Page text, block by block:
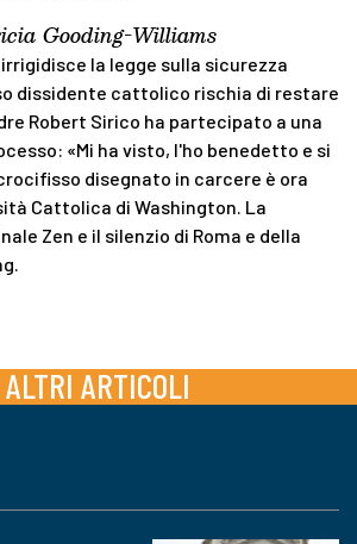
Gooding-Williams
la legge sulla sicurezza
dissidente cattolico rischia di restare
Robert Sirico ha partecipato a una
«Mi ha visto, l'ho benedetto e si
disegnato in carcere è ora
Cattolica di Washington. La
Zen e il silenzio di Roma e della
ALTRI ARTICOLI